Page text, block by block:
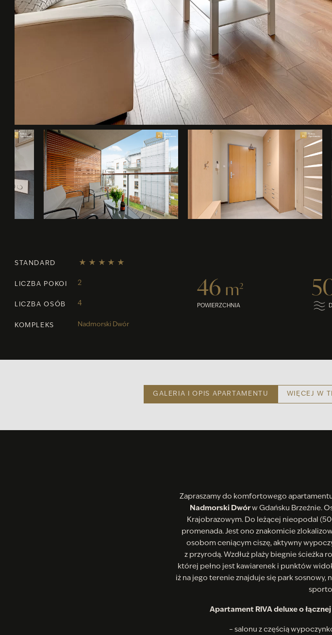
STANDARD
LICZBA POKOI 2
LICZBA OSÓB 4
KOMPLEKS Nadmorski Dwór
46 m2
POWIERZCHNIA
GALERIA I OPIS APARTAMENTU WIĘCEJ W
Zapraszamy do komfortowego
Nadmorski Dwórw Gdańsku Brzeźnie.
Krajobrazowym. Do leżącej nieopodal
promenada. Jest ono znakomicie
osobom ceniącym ciszę, aktywny
z przyrodą. Wzdłuż plaży biegnie ścieżka
której pełno jest kawiarenek i punktów
iż na jego terenie znajduje się park
Apartament RIVA deluxe o
– salonu z częścią